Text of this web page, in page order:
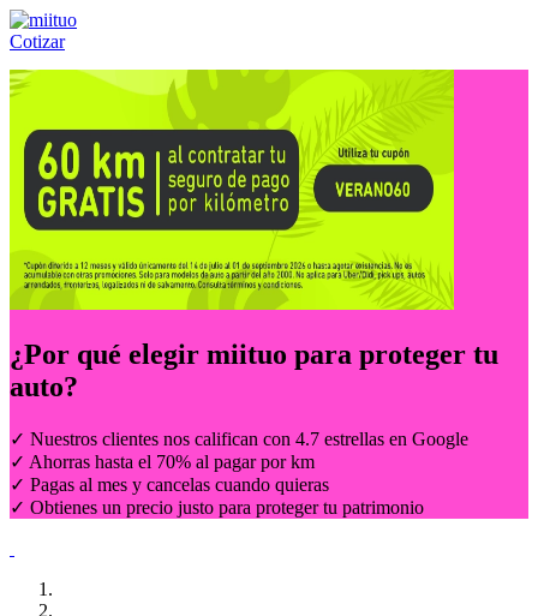
Cotizar
Llámanos al:(55) 84-21-05-00 ó
¿Por qué elegir miituo para proteger tu
auto?
✓ Nuestros clientes nos califican con 4.7 estrellas en Google
✓ Ahorras hasta el 70% al pagar por km
✓ Pagas al mes y cancelas cuando quieras
✓ Obtienes un precio justo para proteger tu patrimonio